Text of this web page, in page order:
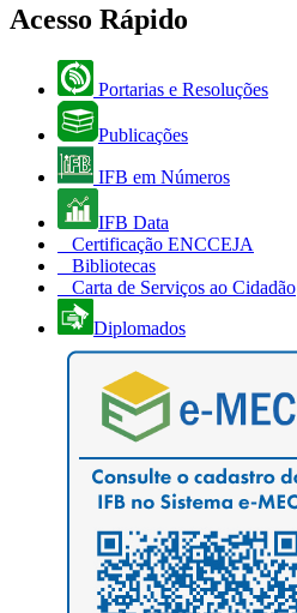
Acesso Rápido
Portarias e Resoluções
Publicações
IFB em Números
IFB Data
Certificação ENCCEJA
Bibliotecas
Carta de Serviços ao Cidadão
Diplomados